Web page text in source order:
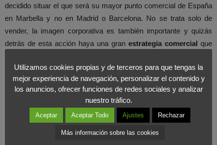
decidido situar el que será su mayor punto comercial de España
en Marbella y no en Madrid o Barcelona. No se trata solo de
vender, la imagen corporativa es también importante y quizás
detrás de esta acción haya una gran estrategia comercial que
Utilizamos cookies propias y de terceros para que tengas la
mejor experiencia de navegación, personalizar el contenido y
los anuncios, ofrecer funciones de redes sociales y analizar
nuestro tráfico.
Aceptar Aceptar Todo Ajustes Rechazar
Más información sobre las cookies